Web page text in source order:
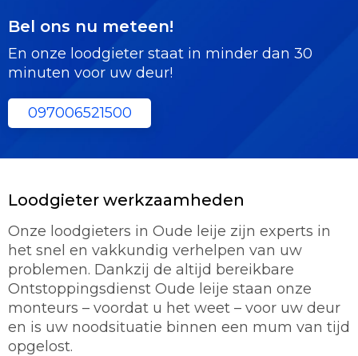
Bel ons nu meteen!
En onze loodgieter staat in minder dan 30
minuten voor uw deur!
097006521500
Loodgieter werkzaamheden
Onze loodgieters in Oude leije zijn experts in
het snel en vakkundig verhelpen van uw
problemen. Dankzij de altijd bereikbare
Ontstoppingsdienst Oude leije staan onze
monteurs – voordat u het weet – voor uw deur
en is uw noodsituatie binnen een mum van tijd
opgelost.